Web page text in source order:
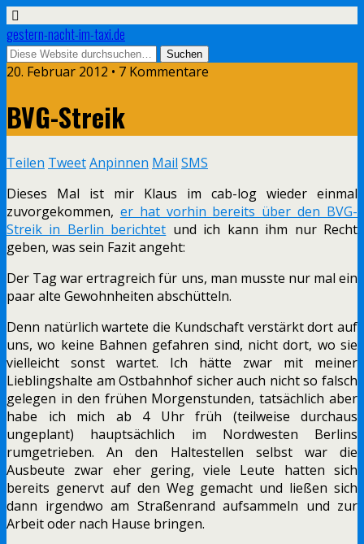
gestern-nacht-im-taxi.de
20. Februar 2012 • 7 Kommentare
BVG-Streik
Teilen TweetAnpinnen Mail SMS
Dieses Mal ist mir Klaus im cab-log wieder einmal
zuvorgekommen, er hat vorhin bereits über den BVG-
Streik in Berlin berichtet und ich kann ihm nur Recht
geben, was sein Fazit angeht:
Der Tag war ertragreich für uns, man musste nur mal ein
paar alte Gewohnheiten abschütteln.
Denn natürlich wartete die Kundschaft verstärkt dort auf
uns, wo keine Bahnen gefahren sind, nicht dort, wo sie
vielleicht sonst wartet. Ich hätte zwar mit meiner
Lieblingshalte am Ostbahnhof sicher auch nicht so falsch
gelegen in den frühen Morgenstunden, tatsächlich aber
habe ich mich ab 4 Uhr früh (teilweise durchaus
ungeplant) hauptsächlich im Nordwesten Berlins
rumgetrieben. An den Haltestellen selbst war die
Ausbeute zwar eher gering, viele Leute hatten sich
bereits genervt auf den Weg gemacht und ließen sich
dann irgendwo am Straßenrand aufsammeln und zur
Arbeit oder nach Hause bringen.